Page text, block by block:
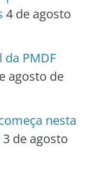
4 de agosto
PMDF
agosto de
nesta
3 de agosto